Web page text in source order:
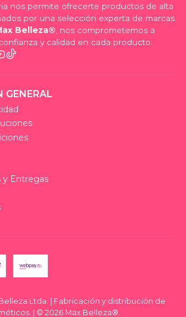
nos permite ofrecerte productos de alta
por una selección experta de marcas
Belleza® , nos comprometemos a
y calidad en cada producto.
GENERAL
y Entregas
Ltda. | Fabricación y distribución de
| © 2026 Max Belleza®.